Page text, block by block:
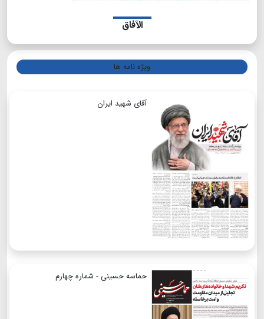
الآفاق
ویژه نامه ها
آقای شهید ایران
حماسه حسینی - شماره چهارم